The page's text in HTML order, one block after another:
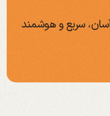
سریع و هوشمند